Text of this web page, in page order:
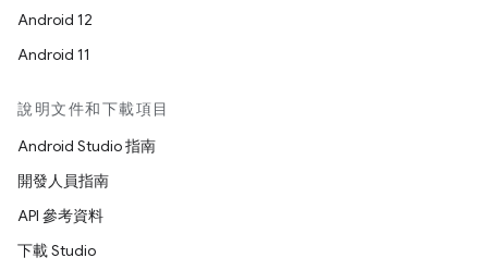
Android 12
Android 11
說明文件和下載項目
Android Studio 指南
開發人員指南
API 參考資料
下載 Studio